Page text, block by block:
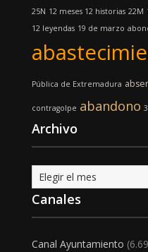
25N 12 meses 12 historias 22M
12 leyendas 19 de marzo
Pública de Extremadura
contragolpe abandono
Archivo
Archivo
Canales
Canal Ayuntamiento